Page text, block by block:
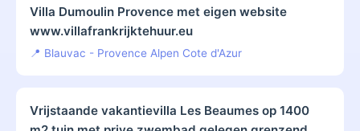
Villa Dumoulin Provence met eigen website
www.villafrankrijktehuur.eu
📍 Blauvac - Provence Alpen Cote d'Azur
Vrijstaande vakantievilla Les Beaumes op 1400